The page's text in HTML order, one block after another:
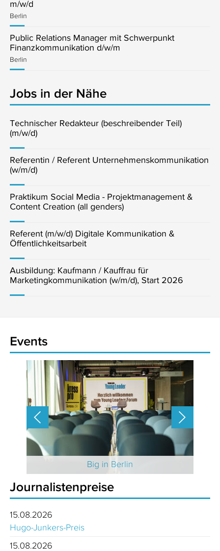
m/w/d
Berlin
Public Relations Manager mit Schwerpunkt
Finanzkommunikation d/w/m
Berlin
Jobs in der Nähe
Technischer Redakteur (beschreibender Teil)
(m/w/d)
Referentin / Referent Unternehmenskommunikation
(w/m/d)
Praktikum Social Media - Projektmanagement &
Content Creation (all genders)
Referent (m/w/d) Digitale Kommunikation &
Öffentlichkeitsarbeit
Ausbildung: Kaufmann / Kauffrau für
Marketingkommunikation (w/m/d), Start 2026
Events
Big in Berlin
Journalistenpreise
15.08.2026
Hugo-Junkers-Preis
15.08.2026